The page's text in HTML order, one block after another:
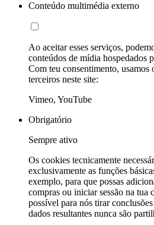
Conteúdo multimédia externo
Ao aceitar esses serviços,
conteúdos de mídia hospedados
Com teu consentimento, usamos
terceiros neste site:
Vimeo, YouTube
Obrigatório
Sempre ativo
Os cookies tecnicamente
exclusivamente as funções
exemplo, para que possas
compras ou iniciar sessão na tua
possível para nós tirar
dados resultantes nunca são